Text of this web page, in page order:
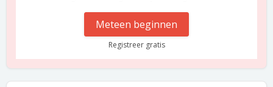
Meteen beginnen
Registreer gratis